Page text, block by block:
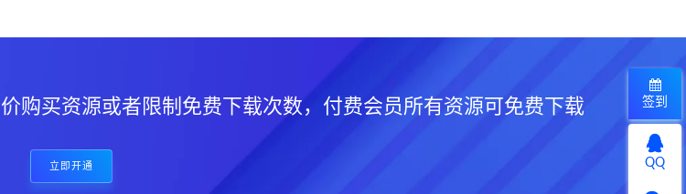
购买资源或者限制免费下载次数，付费会员所有资源可免费下载
立即开通
签到
QQ